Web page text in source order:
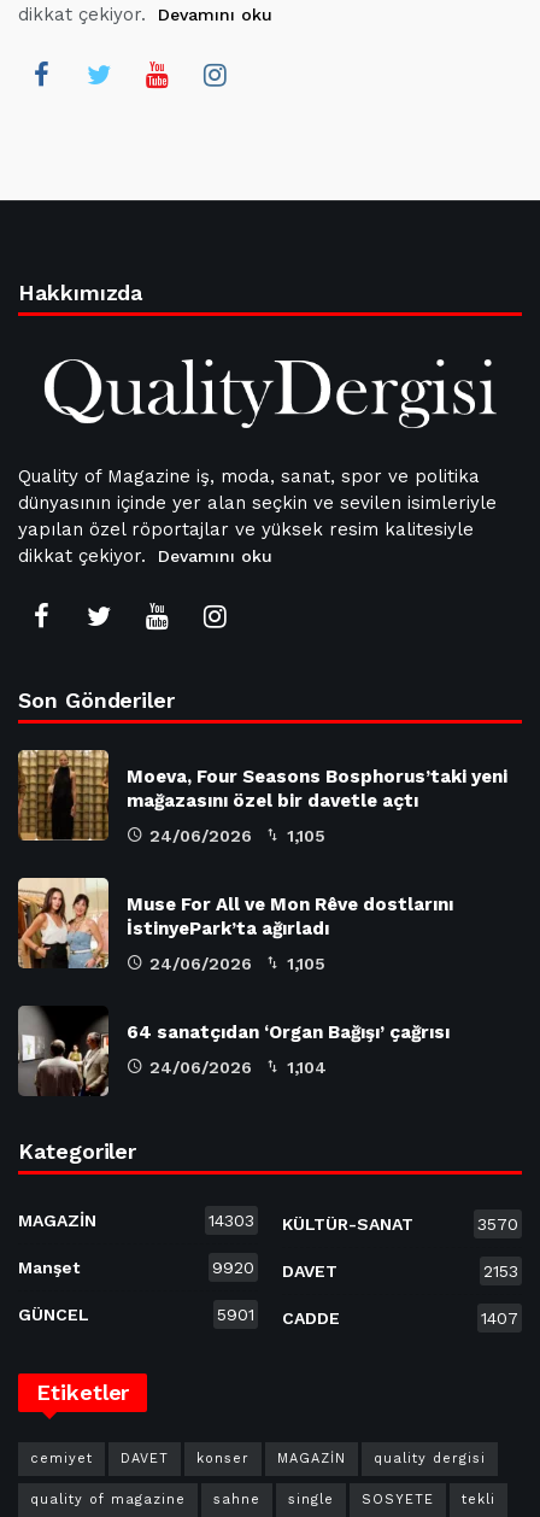
dikkat çekiyor.
Devamını oku
Hakkımızda
Quality of Magazine iş, moda, sanat, spor ve politika
dünyasının içinde yer alan seçkin ve sevilen isimleriyle
yapılan özel röportajlar ve yüksek resim kalitesiyle
dikkat çekiyor.
Devamını oku
Son Gönderiler
Moeva, Four Seasons Bosphorus’taki yeni
mağazasını özel bir davetle açtı
24/06/2026 1,105
Muse For All ve Mon Rêve dostlarını
İstinyePark’ta ağırladı
24/06/2026 1,105
64 sanatçıdan ‘Organ Bağışı’ çağrısı
24/06/2026 1,104
Kategoriler
MAGAZİN 14303
Manşet 9920
GÜNCEL 5901
KÜLTÜR-SANAT 3570
DAVET 2153
CADDE 1407
Etiketler
cemiyet DAVET konser MAGAZİN quality dergisi
quality of magazine sahne single SOSYETE tekli